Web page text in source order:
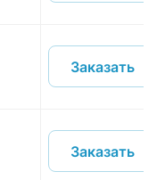
Заказать
Заказать